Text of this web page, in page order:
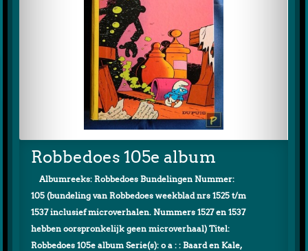
Robbedoes 105e album
Albumreeks: Robbedoes Bundelingen Nummer:
105 (bundeling van Robbedoes weekblad nrs 1525 t/m
1537 inclusief microverhalen. Nummers 1527 en 1537
hebben oorspronkelijk geen microverhaal) Titel:
Robbedoes 105e album Serie(s): o a : : Baard en Kale,